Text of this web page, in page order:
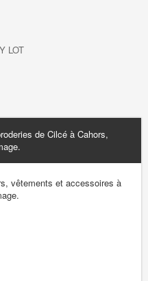
de Cilcé à Cahors,